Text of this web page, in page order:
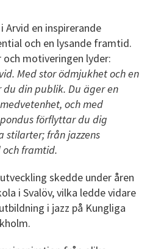
Arvid en inspirerande
och en lysande framtid.
motiveringen lyder:
Med stor ödmjukhet och en
din publik. Du äger en
och med
förflyttar du dig
stilarter; från jazzens
framtid.
skedde under åren
i Svalöv, vilka ledde vidare
i jazz på Kungliga